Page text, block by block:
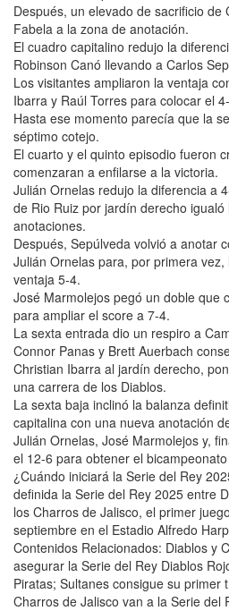
Después, un elevado de sacrificio de
Fabela a la zona de anotación.
El cuadro capitalino redujo la
Robinson Canó llevando a Carlos
Los visitantes ampliaron la ventaja
Ibarra y Raúl Torres para colocar el
Hasta ese momento parecía que la
séptimo cotejo.
El cuarto y el quinto episodio fueron
comenzaran a enfilarse a la victoria.
Julián Ornelas redujo la diferencia a
de Rio Ruiz por jardín derecho
anotaciones.
Después, Sepúlveda volvió a anotar
Julián Ornelas para, por primera
ventaja 5-4.
José Marmolejos pegó un doble que
para ampliar el score a 7-4.
La sexta entrada dio un respiro a
Connor Panas y Brett Auerbach
Christian Ibarra al jardín derecho,
una carrera de los Diablos.
La sexta baja inclinó la balanza
capitalina con una nueva anotación
Julián Ornelas, José Marmolejos y,
el 12-6 para obtener el
¿Cuándo iniciará la Serie del Rey
definida la Serie del Rey 2025 entre
los Charros de Jalisco, el primer
septiembre en el Estadio Alfredo
Contenidos Relacionados: Diablos y
asegurar la Serie del Rey Diablos
Piratas; Sultanes consigue su primer
Charros de Jalisco van a la Serie del